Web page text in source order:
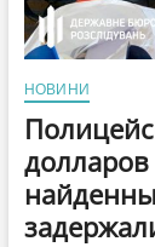
НОВИНИ